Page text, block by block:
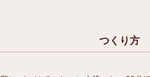
つくり方